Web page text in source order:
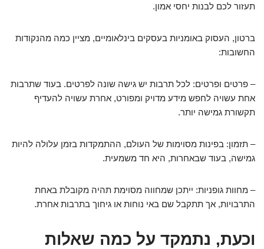
תעזור לכם לבנות יחסי אמון.
ברטון, העסוק באומניות בעסקים בינלאומיים, מציין כמה מהנקודות
החשובות:
– פרטים ופרטים: לכל תרבות יש גישה שונה לפרטים. בעוד שתרבות
אחת עשויה לחפש מידע מדויק ומפורט, אחרת עשויה להעדיף
תקשורת גמישה יותר.
– תזמון: בפינות מסוימות של העולם, ההתמקדות בזמן עלולה להיות
גמישה, בעוד שבאחרות, היא חד משמעית.
– מחוות גופניות: ייתכן שמחווה מסוימת תהיה מקובלת באחת
התרבויות, אך תתקבל שם באי נוחות או גיחוך בתרבות אחרת.
וכעת, נתמקד על כמה שאלות